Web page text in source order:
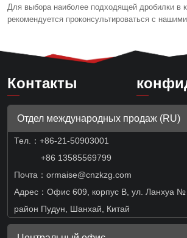
Для выбора наиболее подходящей дробилки в
рекомендуется проконсультироваться с
Контакты
Отдел международных продаж (RU)
Тел.： +86-21-50903001
+86 13585569799
Почта：ormaise@cnzkzg.com
Адрес：Офис 609, корпус B, ул. Ланхуа
район Пудун, Шанхай, Китай